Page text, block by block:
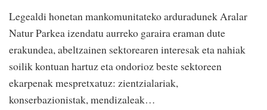
Legealdi honetan mankomunitateko arduradunek Aralar
Natur Parkea izendatu aurreko garaira eraman dute
erakundea, abeltzainen sektorearen interesak eta nahiak
soilik kontuan hartuz eta ondorioz beste sektoreen
ekarpenak mespretxatuz: zientzialariak,
konserbazionistak, mendizaleak…